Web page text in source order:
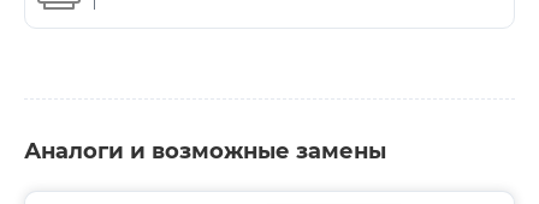
Аналоги и возможные замены